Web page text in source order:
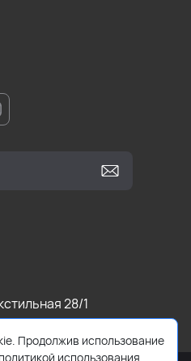
28/1
Продолжив использование
использования